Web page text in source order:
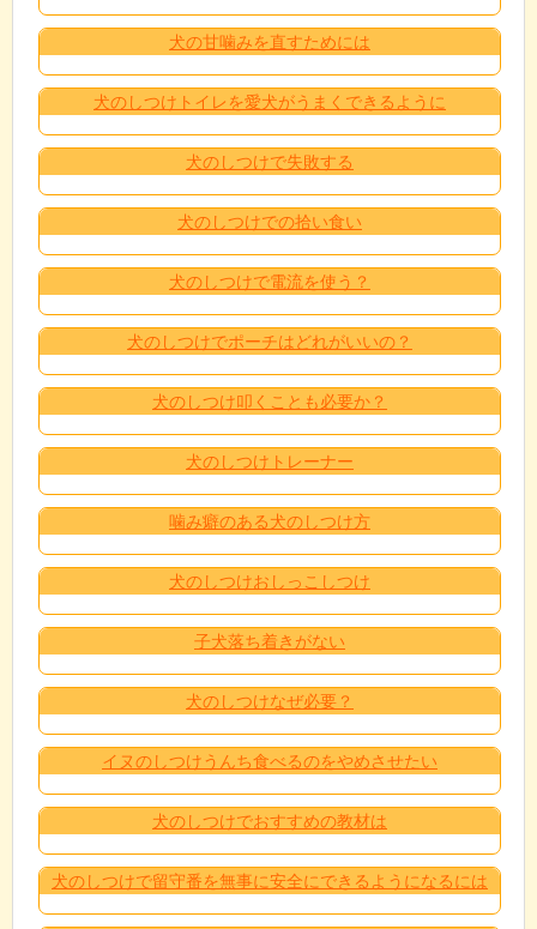
犬の甘噛みを直すためには
犬のしつけトイレを愛犬がうまくできるように
犬のしつけで失敗する
犬のしつけでの拾い食い
犬のしつけで電流を使う？
犬のしつけでポーチはどれがいいの？
犬のしつけ叩くことも必要か？
犬のしつけトレーナー
噛み癖のある犬のしつけ方
犬のしつけおしっこしつけ
子犬落ち着きがない
犬のしつけなぜ必要？
イヌのしつけうんち食べるのをやめさせたい
犬のしつけでおすすめの教材は
犬のしつけで留守番を無事に安全にできるようになるには